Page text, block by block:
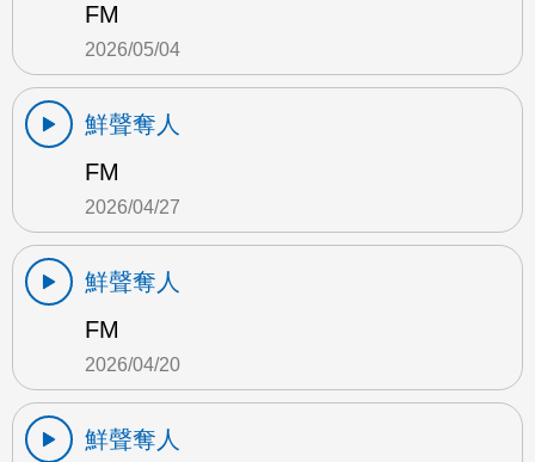
FM
2026/05/04
鮮聲奪人
FM
2026/04/27
鮮聲奪人
FM
2026/04/20
鮮聲奪人